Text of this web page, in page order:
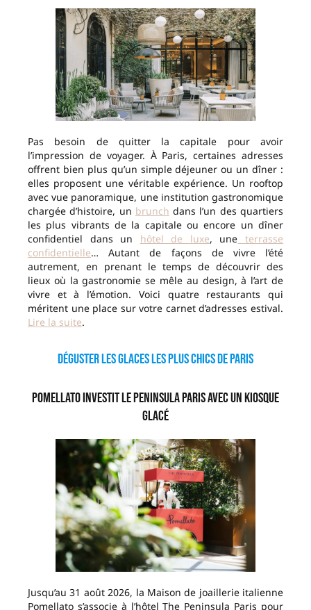
Pas besoin de quitter la capitale pour avoir
l’impression de voyager. À Paris, certaines adresses
offrent bien plus qu’un simple déjeuner ou un dîner :
elles proposent une véritable expérience. Un rooftop
avec vue panoramique, une institution gastronomique
chargée d’histoire, un brunch dans l’un des quartiers
les plus vibrants de la capitale ou encore un dîner
confidentiel dans un hôtel de luxe, une terrasse
confidentielle… Autant de façons de vivre l’été
autrement, en prenant le temps de découvrir des
lieux où la gastronomie se mêle au design, à l’art de
vivre et à l’émotion. Voici quatre restaurants qui
méritent une place sur votre carnet d’adresses estival.
Lire la suite.
Déguster les glaces les plus chics de Paris
Pomellato investit le Peninsula Paris avec un kiosque
glacé
Jusqu’au 31 août 2026, la Maison de joaillerie italienne
Pomellato s’associe à l’hôtel The Peninsula Paris pour